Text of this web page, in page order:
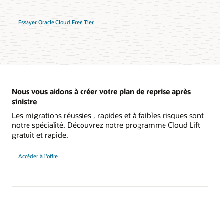
Essayer Oracle Cloud Free Tier
Nous vous aidons à créer votre plan de reprise après
sinistre
Les migrations réussies , rapides et à faibles risques sont
notre spécialité. Découvrez notre programme Cloud Lift
gratuit et rapide.
Accéder à l'offre